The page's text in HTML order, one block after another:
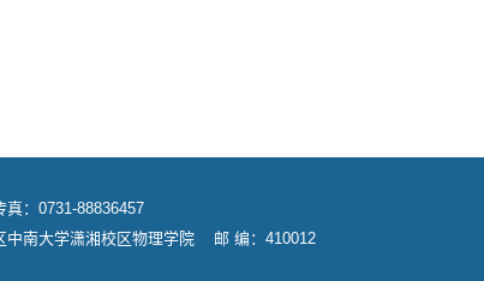
：0731-88836457
中南大学潇湘校区物理学院 邮 编：410012